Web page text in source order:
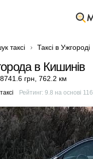
таксі Таксі в Ужгороді
в Кишинів
грн 762.2 км
Рейтинг: 9.8 на основі 116